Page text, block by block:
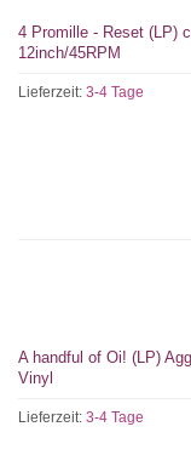
4 Promille - Reset (LP)
12inch/45RPM
Lieferzeit: 3-4 Tage
A handful of Oi! (LP)
Vinyl
Lieferzeit: 3-4 Tage